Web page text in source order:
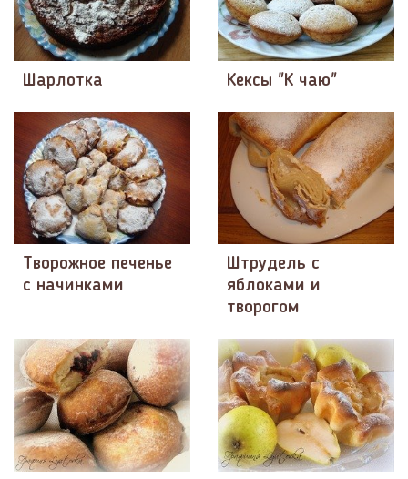
Шарлотка Кексы "К чаю"
Творожное печенье
с начинками
Штрудель с
яблоками и
творогом